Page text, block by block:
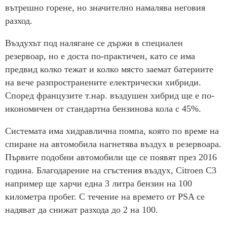
вътрешно горене, но значително намалява неговия
разход.
Въздухът под налягане се държи в специален
резервоар, но е доста по-практичен, като се има
предвид колко тежат и колко място заемат батериите
на вече разпространените електрически хибриди.
Според французите т.нар. въздушен хибрид ще е по-
икономичен от стандартна бензинова кола с 45%.
Системата има хидравлична помпа, която по време на
спиране на автомобила нагнетява въздух в резервоара.
Първите подобни автомобили ще се появят през 2016
година. Благодарение на сгъстения въздух, Citroen C3
например ще харчи една 3 литра бензин на 100
километра пробег. С течение на времето от PSA се
надяват да снижат разхода до 2 на 100.